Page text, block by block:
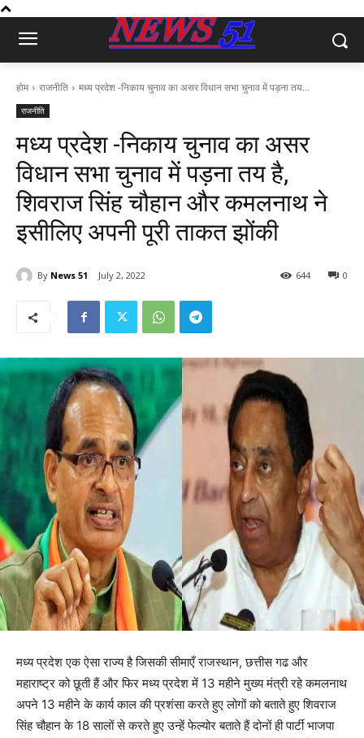
होम राजनीति मध्य प्रदेश -निकाय चुनाव का असर विधान सभा चुनाव में पड़ना तय...
राजनीति
मध्य प्रदेश -निकाय चुनाव का असर
विधान सभा चुनाव में पड़ना तय है,
शिवराज सिंह चौहान और कमलनाथ ने
इसीलिए अपनी पूरी ताकत झोंकी
By News 51 July 2, 2022 0
644
मध्य प्रदेश एक ऐसा राज्य है जिसकी सीमाएँ राजस्थान, छत्तीस गढ और
महाराष्ट्र को छूती हैं और फिर मध्य प्रदेश में 13 महीने मुख्य मंत्री रहे कमलनाथ
अपने 13 महीने के कार्य काल की प्रशंसा करते हुए लोगों को बताते हुए शिवराज
सिंह चौहान के 18 सालों से करते हुए उन्हें फेल्योर बताते हैं दोनों ही पार्टी भाजपा